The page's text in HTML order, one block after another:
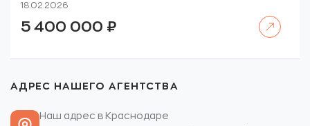
18.02.2026
5 400 000 ₽
АДРЕС НАШЕГО АГЕНТСТВА
Наш адрес в Краснодаре